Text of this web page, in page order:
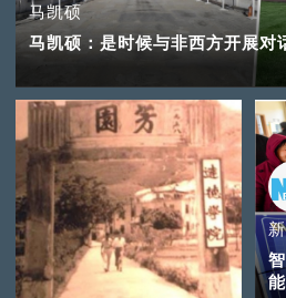
马凯硕
马凯硕：是时候与非西方开展对